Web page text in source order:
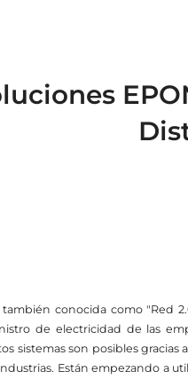
conocida como "Red
de electricidad de las
sistemas son posibles
Están empezando a